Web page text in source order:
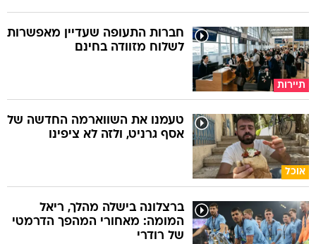
תיירות
חברות התעופה שעדיין מאפשרות
לשלוח מזוודה בחינם
אוכל
טעמנו את השווארמה החדשה של
אסף גרניט, ולזה לא ציפינו
ברצלונה בישלה מהלך, ריאל
המומה: מאחורי המהפך הדרמטי
של רודרי